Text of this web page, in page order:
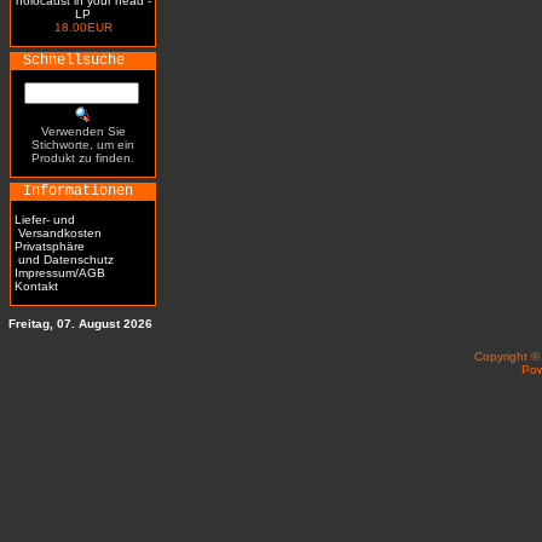
LP
18.00EUR
Schnellsuche
Verwenden Sie
Stichworte, um ein
Produkt zu finden.
Informationen
Liefer- und
Versandkosten
Privatsphäre
und Datenschutz
Impressum/AGB
Kontakt
Freitag, 07. August 2026
Copyright